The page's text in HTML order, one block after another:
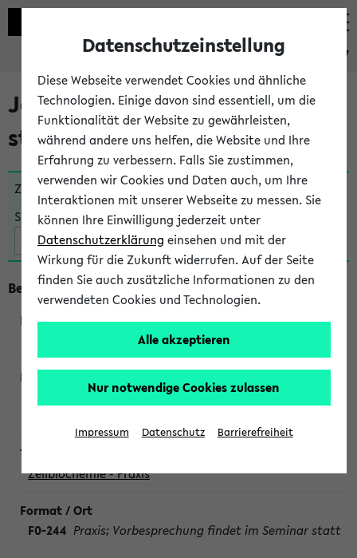
eKVV
Jetzt und in Kürze
stattfindende Veranstaltungen
Zu viele Veranstaltungen?Fakultät wählen
Suche:
Beginn um 9 Uhr
Fischer von Mollard, Damme, Lübke, Schwake,
Zellbiochemie - Praxis
F0-244 Praxis; Vorbesprechung findet im Seminar statt
Datenschutzeinstellung
Diese Webseite verwendet Cookies und ähnliche
Technologien. Einige davon sind essentiell, um die
Funktionalität der Website zu gewährleisten,
während andere uns helfen, die Website und Ihre
Erfahrung zu verbessern. Falls Sie zustimmen,
verwenden wir Cookies und Daten auch, um Ihre
Interaktionen mit unserer Webseite zu messen. Sie
können Ihre Einwilligung jederzeit unter
Datenschutzerklärung einsehen und mit der
Wirkung für die Zukunft widerrufen. Auf der Seite
finden Sie auch zusätzliche Informationen zu den
verwendeten Cookies und Technologien.
Alle akzeptieren
Nur notwendige Cookies zulassen
Impressum Datenschutz Barrierefreiheit